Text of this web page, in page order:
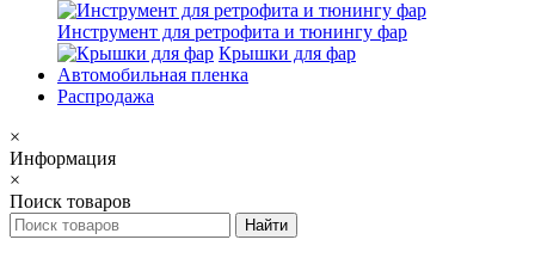
Инструмент для ретрофита и тюнингу фар
Крышки для фар
Автомобильная пленка
Распродажа
×
Информация
×
Поиск товаров